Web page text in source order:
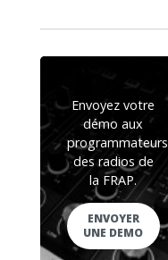
Envoyez votre
démo aux
programmateurs
des radios de
la FRAP.
ENVOYER
UNE DEMO